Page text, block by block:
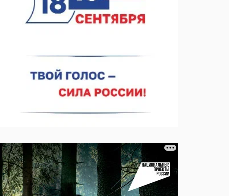
Новгороде до 16 августа в связи с покраской
телебашни
07.08.2026 11:20